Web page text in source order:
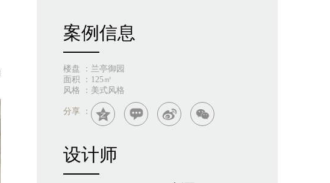
案例信息
楼盘 ： 兰亭御园
面积 ： 125㎡
风格 ： 美式风格
分享 ：
设计师